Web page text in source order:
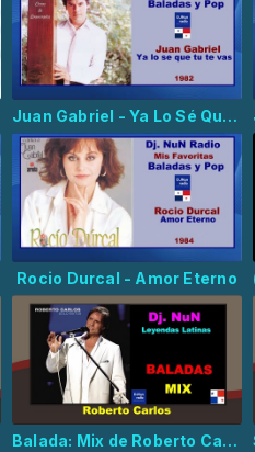
Juan Gabriel - Ya Lo Sé Que Tú Te Vas
Rocio Durcal - Amor Eterno
Balada: Mix de Roberto Carlos